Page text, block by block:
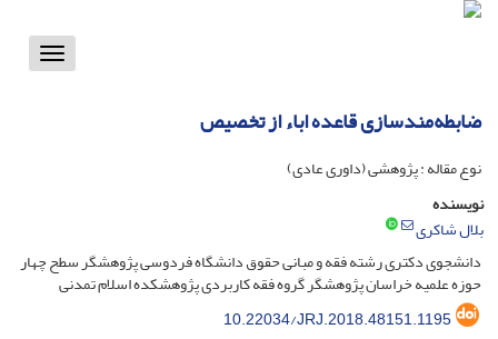
Toggle
ضابطه‌مندسازی قاعده اباء از تخصیص
نوع مقاله : پژوهشی (داوری عادی)
نویسنده
بلال شاکری
دانشجوی دکتری رشته فقه و مبانی حقوق دانشگاه فردوسی پژوهشگر سطح چهار
حوزه علمیه خراسان پژوهشگر گروه فقه کاربردی پژوهشکده اسلام تمدنی
10.22034/JRJ.2018.48151.1195